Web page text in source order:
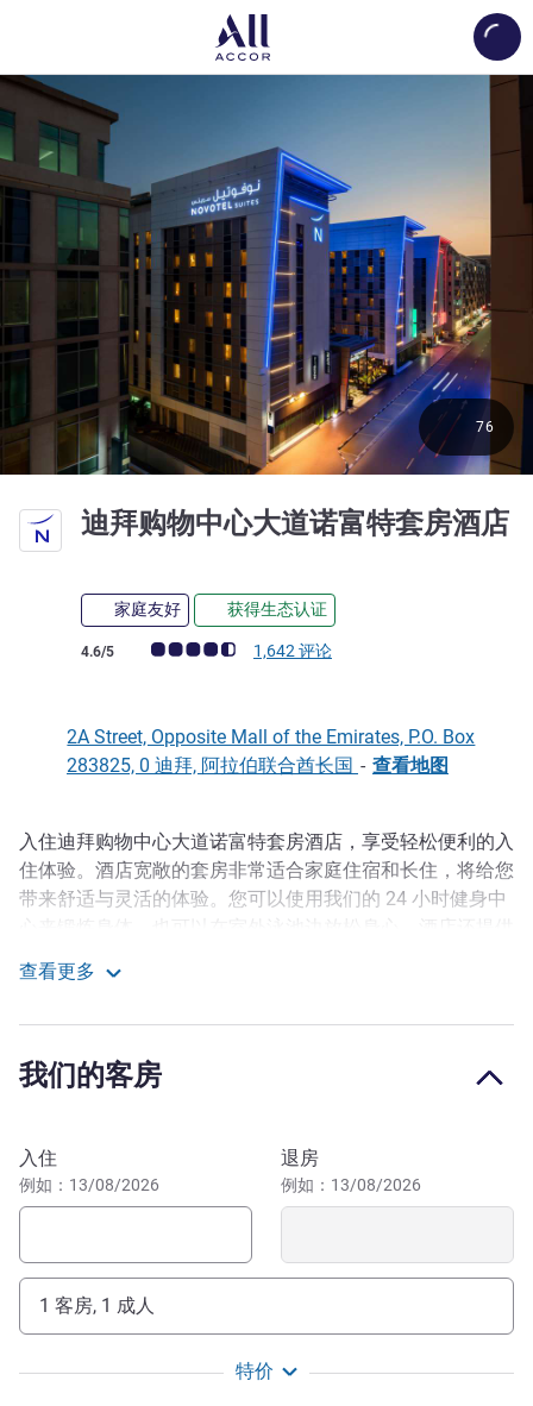
迪拜购物中心大道诺富特套房酒店
家庭友好 获得生态认证
客户意见评级 (ALL 评级)
4.6/5 1,642 评论
76
2A Street, Opposite Mall of the Emirates, P.O. Box
283825, 0 迪拜, 阿拉伯联合酋长国 - 查看地图
描述
入住迪拜购物中心大道诺富特套房酒店，享受轻松便利的入
住体验。酒店宽敞的套房非常适合家庭住宿和长住，将给您
带来舒适与灵活的体验。您可以使用我们的 24 小时健身中
角，客人还可以使用相连的宜必思购物中心大道酒店的全部
迪拜购物中心大道诺富特套房酒店位于阿尔巴沙区，地理位
置优越，是商务和休闲住宿的理想选择。无论您是来工作还
国际机场和 2020 年世博会场馆仅 30 分钟车程，靠近迪拜
市中心的哈利法塔、迪拜码头、朱美拉棕榈岛、奇迹花园和
迪拜媒体城等标志性迪拜地标，15 分钟即可到达杰贝阿里
步行几分钟即可抵达阿联酋购物中心，那里拥有充满乐趣的
旅游景点和活动，如梦幻魔术城、VOX Cinemas 影院和迪
拜滑雪场。您可以随时通过最近的地铁站在迪拜惬意闲逛。
查看更多
我们的客房
预订此酒店
入住
例如：13/08/2026
退房
例如：13/08/2026
1 客房, 1 成人
特价